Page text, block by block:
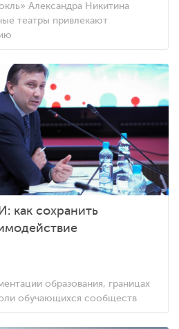
Александра Никитина
театры привлекают
как сохранить
образования, границах
обучающихся сообществ